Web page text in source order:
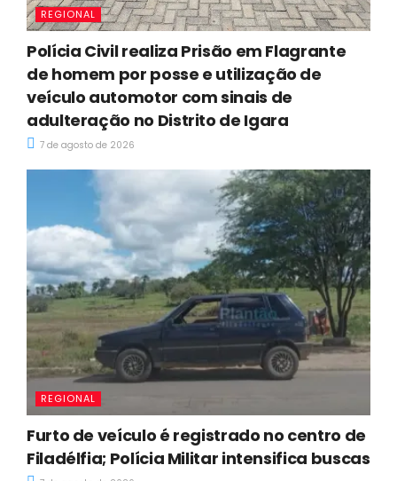
REGIONAL
Polícia Civil realiza Prisão em Flagrante
de homem por posse e utilização de
veículo automotor com sinais de
adulteração no Distrito de Igara
7 de agosto de 2026
REGIONAL
Furto de veículo é registrado no centro de
Filadélfia; Polícia Militar intensifica buscas